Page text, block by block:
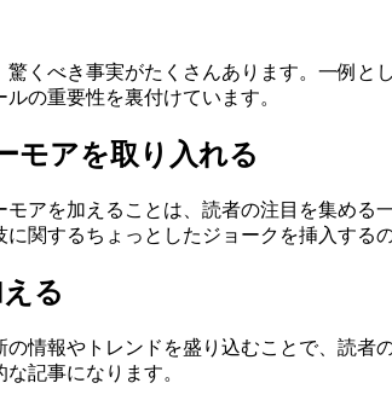
驚くべき事実がたくさんあります。一例
の重要性を裏付けています。
モアを取り入れる
モアを加えることは、読者の注目を集め
関するちょっとしたジョークを挿入する
る
の情報やトレンドを盛り込むことで、読
記事になります。